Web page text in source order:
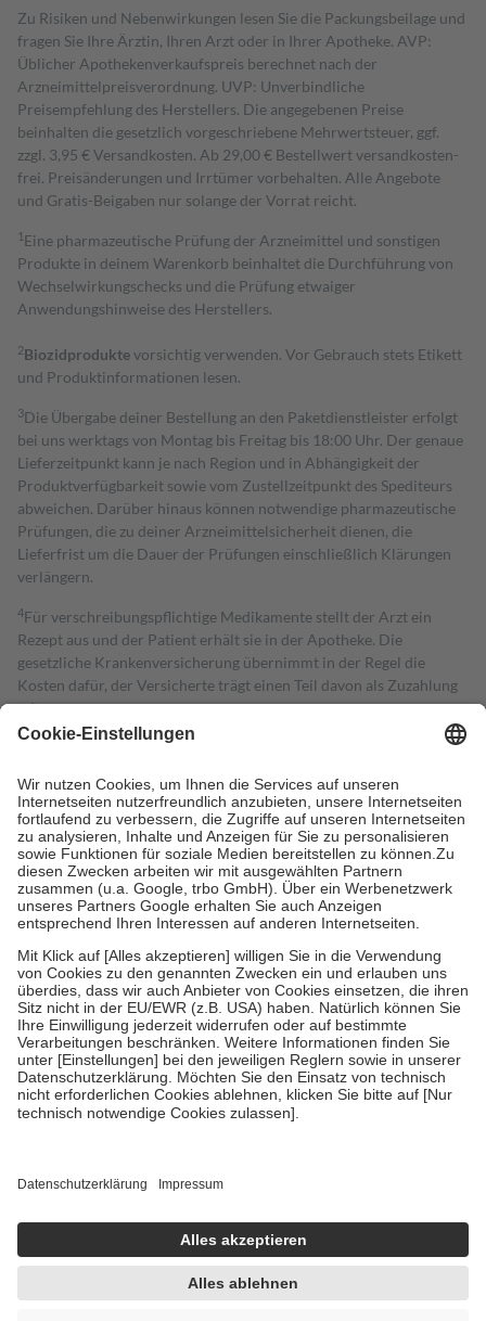
Zu Risiken und Nebenwirkungen lesen Sie die Packungsbeilage und
fragen Sie Ihre Ärztin, Ihren Arzt oder in Ihrer Apotheke. AVP:
Üblicher Apothekenverkaufspreis berechnet nach der
Arzneimittelpreisverordnung. UVP: Unverbindliche
Preisempfehlung des Herstellers. Die angegebenen Preise
beinhalten die gesetzlich vorgeschriebene Mehrwertsteuer, ggf.
zzgl. 3,95 € Versandkosten. Ab 29,00 € Bestell­wert versand­kosten­
frei. Preisänderungen und Irrtümer vorbehalten. Alle Angebote
und Gratis-Beigaben nur solange der Vorrat reicht.
1 Eine pharmazeutische Prüfung der Arzneimittel und sonstigen
Produkte in deinem Warenkorb beinhaltet die Durchführung von
Wechselwirkungschecks und die Prüfung etwaiger
Anwendungshinweise des Herstellers.
2Biozidproduktevorsichtig verwenden. Vor Gebrauch stets Etikett
und Produktinformationen lesen.
3Die Übergabe deiner Bestellung an den Paketdienstleister erfolgt
bei uns werktags von Montag bis Freitag bis 18:00 Uhr. Der genaue
Lieferzeitpunkt kann je nach Region und in Abhängigkeit der
Produktverfügbarkeit sowie vom Zustellzeitpunkt des Spediteurs
abweichen. Darüber hinaus können notwendige pharmazeutische
Prüfungen, die zu deiner Arzneimittelsicherheit dienen, die
Lieferfrist um die Dauer der Prüfungen einschließlich Klärungen
verlängern.
4Für verschreibungspflichtige Medikamente stellt der Arzt ein
Rezept aus und der Patient erhält sie in der Apotheke. Die
gesetzliche Krankenversicherung übernimmt in der Regel die
Kosten dafür, der Versicherte trägt einen Teil davon als Zuzahlung
mit.
Grundsätzlich leisten Mitglieder Zuzahlungen in Höhe von zehn
höchstens zehn Euro.
Es sind jedoch nie mehr als die tatsächlichen
Kosten der Leistung zu entrichten.
Diese Regeln gelten grundsätzlich auch für Online-Apotheken.
Bei Heilmitteln und häuslicher Krankenpflege beträgt die
Zuzahlung zehn Prozent der Kosten sowie zehn Euro je
Verordnung.
Um das Engagement der Versicherten für ihre eigene Gesundheit zu
stärken und die besondere Stellung der Familie zu unterstützen,
fallenkeine Zuzahlungenan bei:
• Kindern und Jugendlichen bis zum vollendeten 18. Lebensjahr
mit Ausnahme der Fahrkosten
• Untersuchungen zur Vorsorge und Früherkennung, die von der
GKV getragen werden
• empfohlenen Schutzimpfungen
• Harn- und Blutteststreifen
getroffen, um sicherzustellen, dass es sich um echte Bewertungen
https://help.etrusted.com/hc/de/articles/4419944605341
Einige Bilder und Inhalte wurden unter Zuhilfenahme künstlicher